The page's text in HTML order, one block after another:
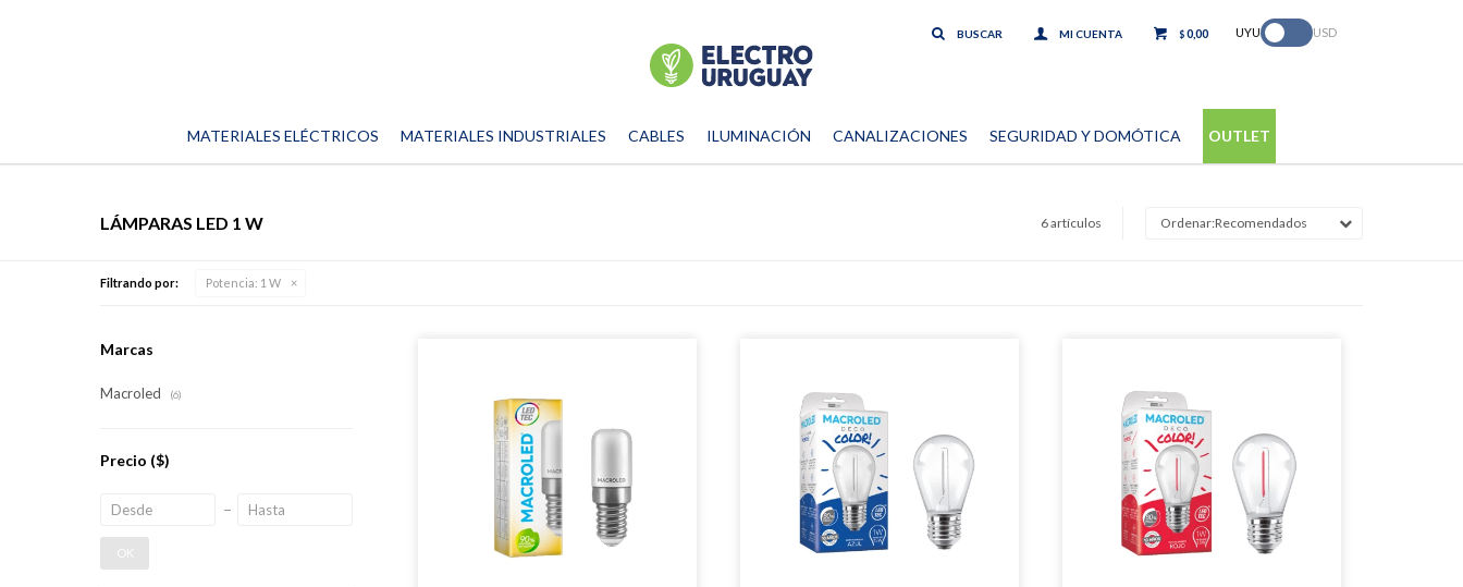
MATERIALES ELÉCTRICOS MATERIALES INDUSTRIALES CABLES ILUMINACIÓN CANALIZACIONES SEGURIDAD Y DOMÓTICA OUTLET
$0,00 UYU USD
6 artículos Recomendados
LÁMPARAS LED 1 W
Filtrando por: Potencia: 1 W
Marcas
Macroled (6)
Precio ($)
OK